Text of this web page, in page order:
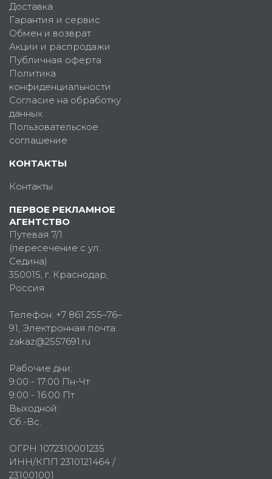
Доставка
Гарантия и сервис
Обмен и возврат
Акции и распродажи
Публичная оферта
Политика
конфиденциальности
Согласие на обработку
данных
Пользовательское
соглашение
КОНТАКТЫ
Контакты
ПЕРВОЕ РЕКЛАМНОЕ
АГЕНТСТВО
Путевая 7/1
(пересечение с ул.
Седина)
350015, г. Краснодар,
Россия
Телефон: +7 861 255–76–
91, Электронная почта:
zakaz@2557691.ru
Рабочие дни:
9:00 - 17:00 Пн-Чт
9:00 - 16:00 Пт
Выходной:
Сб.-Вс.
ОГРН 1072310001235
ИНН/КПП 2310121464 /
231001001